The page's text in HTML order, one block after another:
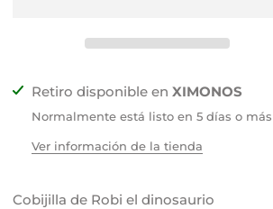
Retiro disponible en XIMONOS
Normalmente está listo en 5 días o más
Ver información de la tienda
Cobijilla de Robi el dinosaurio